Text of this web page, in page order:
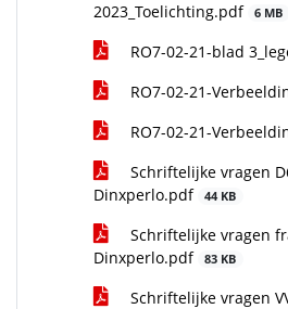
2023_Toelichting.pdf
6 MB
RO7-02-21-blad
RO7-02-21-
RO7-02-21-
Schriftelijke vragen
Dinxperlo.pdf
44 KB
Schriftelijke vragen
Dinxperlo.pdf
83 KB
Schriftelijke vragen